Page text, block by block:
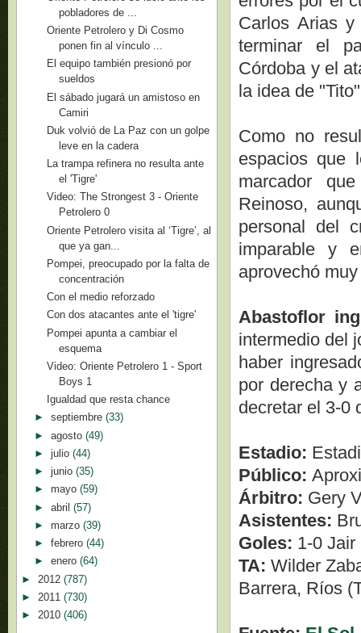
Carlos Arias
terminar el
Córdoba y el
la idea de
Como no
espacios que
marcador
Reinoso,
personal del
imparable y
aprovechó
Abastoflor
intermedio del
haber
por derecha y
decretar el 3-0
Estadio:
Público:
Árbitro: Gery
Asistentes:
Goles: 1-0
TA:Wilder
Barrera, Ríos
pobladores de ...
Oriente Petrolero y Di Cosmo
ponen fin al vínculo ...
El equipo también presionó por
sueldos
El sábado jugará un amistoso en
Camiri
Duk volvió de La Paz con un golpe
leve en la cadera
La trampa refinera no resulta ante
el 'Tigre'
Video: The Strongest 3 - Oriente
Petrolero 0
Oriente Petrolero visita al ‘Tigre’, al
que ya gan...
Pompei, preocupado por la falta de
concentración
Con el medio reforzado
Con dos atacantes ante el 'tigre'
Pompei apunta a cambiar el
esquema
Video: Oriente Petrolero 1 - Sport
Boys 1
Igualdad que resta chance
► septiembre (33)
► agosto (49)
► julio (44)
► junio (35)
► mayo (59)
► abril (57)
► marzo (39)
► febrero (44)
► enero (64)
► 2012 (787)
► 2011 (730)
► 2010 (406)